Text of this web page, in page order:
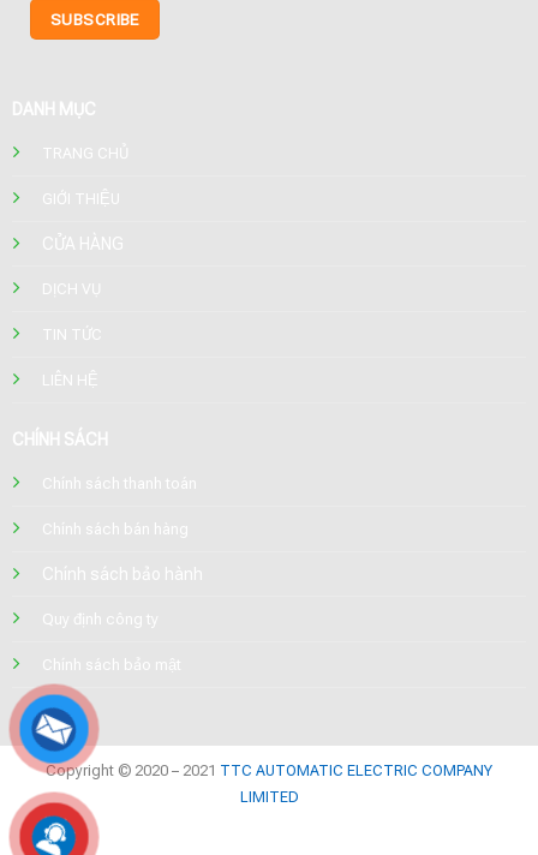
DANH MỤC
TRANG CHỦ
GIỚI THIỆU
CỬA HÀNG
DỊCH VỤ
TIN TỨC
LIÊN HỆ
CHÍNH SÁCH
Chính sách thanh toán
Chính sách bán hàng
Chính sách bảo hành
Quy định công ty
Chính sách bảo mật
Copyright © 2020 – 2021 TTC AUTOMATIC ELECTRIC COMPANY
LIMITED